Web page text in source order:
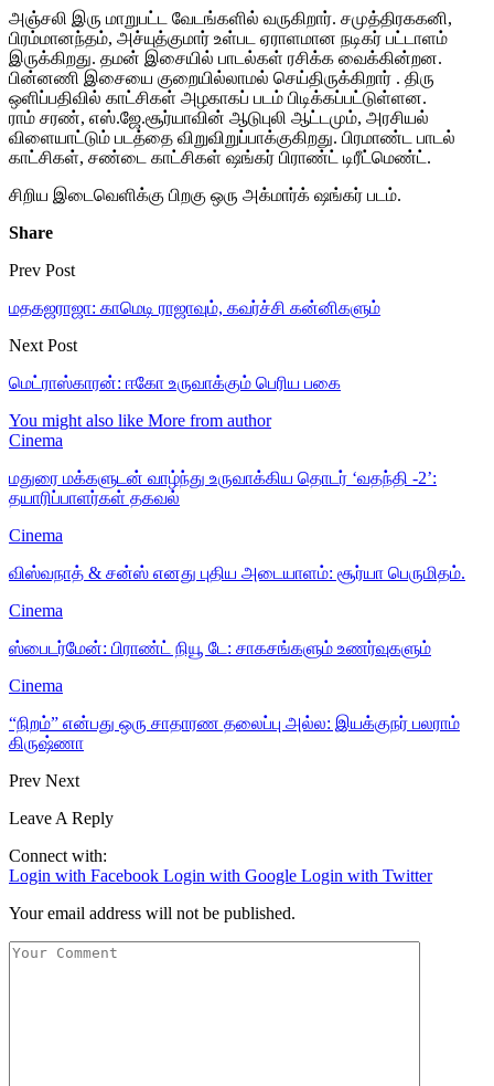
அஞ்சலி இரு மாறுபட்ட வேடங்களில் வருகிறார். சமுத்திரககனி,
பிரம்மானந்தம், அச்யுத்குமார் உள்பட ஏராளமான நடிகர் பட்டாளம்
இருக்கிறது. தமன் இசையில் பாடல்கள் ரசிக்க வைக்கின்றன.
பின்னணி இசையை குறையில்லாமல் செய்திருக்கிறார் . திரு
ஒளிப்பதிவில் காட்சிகள் அழகாகப் படம் பிடிக்கப்பட்டுள்ளன.
ராம் சரண், எஸ்.ஜே.சூர்யாவின் ஆடுபுலி ஆட்டமும், அரசியல்
விளையாட்டும் படத்தை விறுவிறுப்பாக்குகிறது. பிரமாண்ட பாடல்
காட்சிகள், சண்டை காட்சிகள் ஷங்கர் பிராண்ட் டிரீட்மெண்ட்.
சிறிய இடைவெளிக்கு பிறகு ஒரு அக்மார்க் ஷங்கர் படம்.
Share
Prev Post
மதகஜராஜா: காமெடி ராஜாவும், கவர்ச்சி கன்னிகளும்
Next Post
மெட்ராஸ்காரன்: ஈகோ உருவாக்கும் பெரிய பகை
You might also like More from author
Cinema
மதுரை மக்களுடன் வாழ்ந்து உருவாக்கிய தொடர் ‘வதந்தி -2’:
தயாரிப்பாளர்கள் தகவல்
Cinema
விஸ்வநாத் & சன்ஸ் எனது புதிய அடையாளம்: சூர்யா பெருமிதம்.
Cinema
ஸ்பைடர்மேன்: பிராண்ட் நியூ டே: சாகசங்களும் உணர்வுகளும்
Cinema
“நிறம்” என்பது ஒரு சாதாரண தலைப்பு அல்ல: இயக்குநர் பலராம்
கிருஷ்ணா
Prev Next
Leave A Reply
Connect with:
Login with Facebook Login with Google Login with Twitter
Your email address will not be published.